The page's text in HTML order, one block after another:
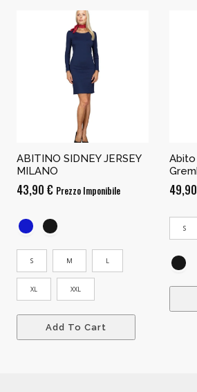
ABITINO SIDNEY JERSEY
MILANO
43,90 € Prezzo Imponibile
S M L
XL XXL
Add To Cart
49,90
S